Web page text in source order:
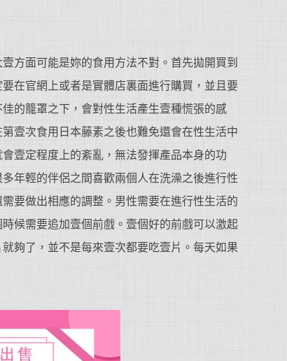
方面可能是妳的食用方法不對。首先拋開買到
在官網上或者是實體店裏面進行購買，並且要
的籠罩之下，會對性生活產生壹種慌張的感
壹次食用日本藤素之後也難免還會在性生活中
壹定程度上的紊亂，無法發揮產品本身的功
年輕的伴侶之間喜歡兩個人在洗澡之後進行性
要做出相應的調整。男性需要在進行性生活的
候需要追加壹個前戲。壹個好的前戲可以激起
夠了，並不是每來壹次都要吃壹片。每天如果